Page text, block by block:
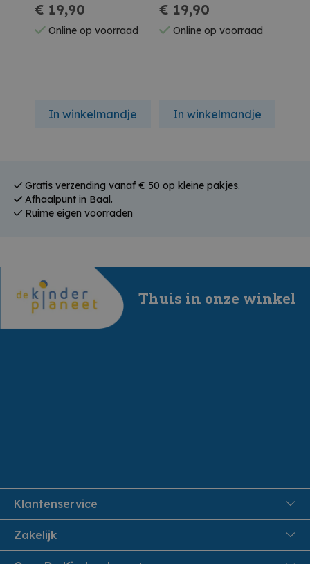
€ 19,90
Online op voorraad
In winkelmandje
€ 19,90
Online op voorraad
In winkelmandje
Gratis verzending vanaf € 50 op kleine pakjes.
Afhaalpunt in Baal.
Ruime eigen voorraden
Thuis in onze winkel
Klantenservice
FAQ
Veiligheid en Privacy
Zakelijk